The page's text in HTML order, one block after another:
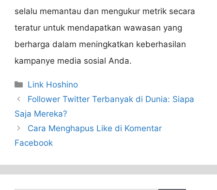
selalu memantau dan mengukur metrik secara
teratur untuk mendapatkan wawasan yang
berharga dalam meningkatkan keberhasilan
kampanye media sosial Anda.
Categories
Link Hoshino
Follower Twitter Terbanyak di Dunia: Siapa
Saja Mereka?
Cara Menghapus Like di Komentar
Facebook